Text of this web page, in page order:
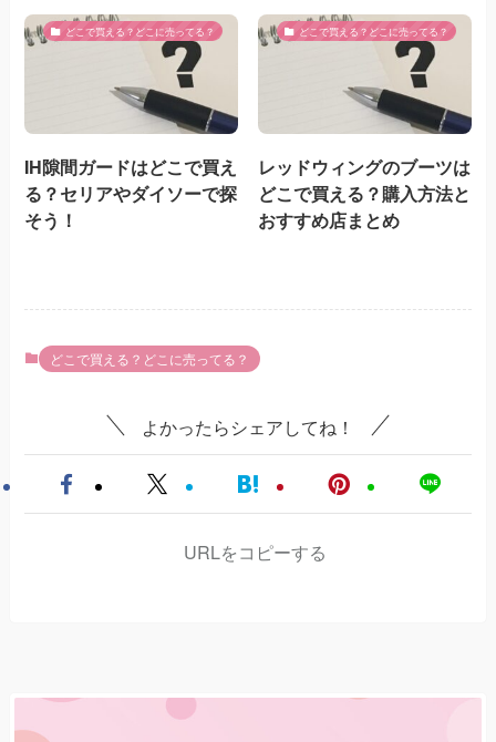
どこで買える？どこに売ってる？
IH隙間ガードはどこで買え
る？セリアやダイソーで探
そう！
どこで買える？どこに売ってる？
レッドウィングのブーツは
どこで買える？購入方法と
おすすめ店まとめ
どこで買える？どこに売ってる？
よかったらシェアしてね！
URLをコピーする